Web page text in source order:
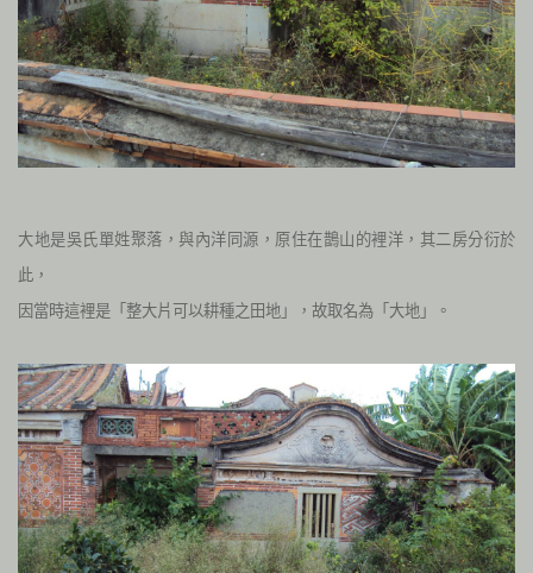
大地是吳氏單姓聚落，與內洋同源，原住在鵲山的裡洋，其二房分衍於
此，
因當時這裡是「整大片可以耕種之田地」，故取名為「大地」。